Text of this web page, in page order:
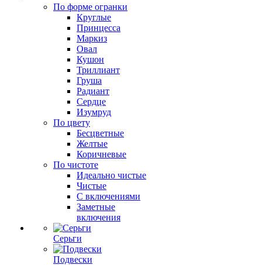
По форме огранки
Круглые
Принцесса
Маркиз
Овал
Кушон
Триллиант
Груша
Радиант
Сердце
Изумруд
По цвету
Бесцветные
Желтые
Коричневые
По чистоте
Идеально чистые
Чистые
С включениями
Заметные
включения
Серьги
Подвески